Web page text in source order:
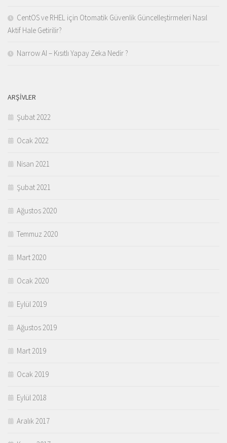
CentOS ve RHEL için Otomatik Güvenlik Güncelleştirmeleri Nasıl
Aktif Hale Getirilir?
Narrow AI – Kısıtlı Yapay Zeka Nedir ?
ARŞIVLER
Şubat 2022
Ocak 2022
Nisan 2021
Şubat 2021
Ağustos 2020
Temmuz 2020
Mart 2020
Ocak 2020
Eylül 2019
Ağustos 2019
Mart 2019
Ocak 2019
Eylül 2018
Aralık 2017